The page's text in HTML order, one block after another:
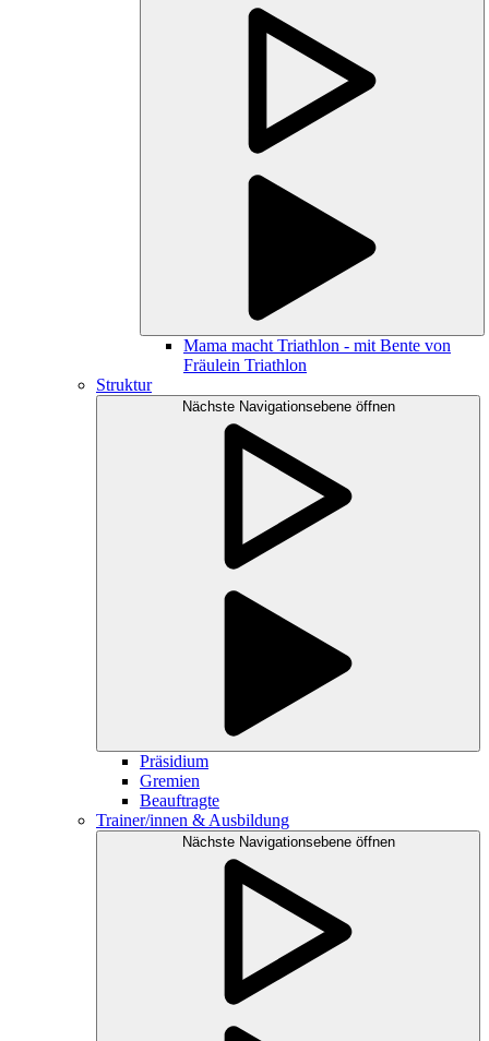
Mama macht Triathlon - mit Bente von
Fräulein Triathlon
Struktur
Nächste Navigationsebene öffnen
Präsidium
Gremien
Beauftragte
Trainer/innen & Ausbildung
Nächste Navigationsebene öffnen